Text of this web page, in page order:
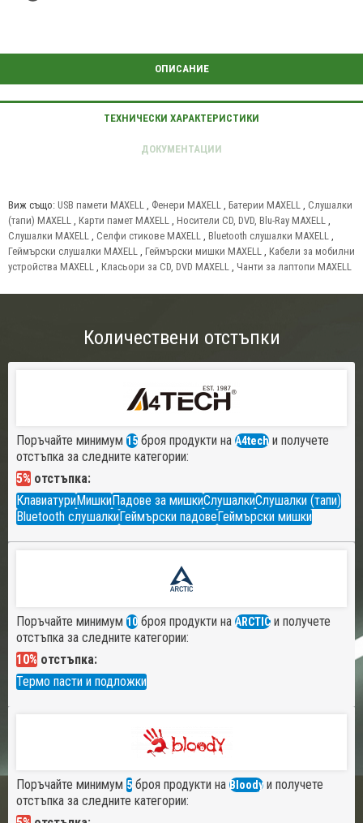
Виж също: USB памети MAXELL , Фенери MAXELL , Батерии MAXELL , Слушалки
(тапи) MAXELL , Карти памет MAXELL , Носители CD, DVD, Blu-Ray MAXELL ,
Слушалки MAXELL , Селфи стикове MAXELL , Bluetooth слушалки MAXELL ,
Геймърски слушалки MAXELL , Геймърски мишки MAXELL , Кабели за мобилни
устройства MAXELL , Класьори за CD, DVD MAXELL , Чанти за лаптопи MAXELL
Количествени отстъпки
Поръчайте минимум 15 броя продукти на A4tech и получете
отстъпка за следните категории:
5% отстъпка:
КлавиатуриМишкиПадове за мишкиСлушалкиСлушалки (тапи)
Bluetooth слушалкиГеймърски падовеГеймърски мишки
Поръчайте минимум 10 броя продукти на ARCTIC и получете
отстъпка за следните категории:
10% отстъпка:
Термо пасти и подложки
Поръчайте минимум 5 броя продукти на Bloody и получете
отстъпка за следните категории: